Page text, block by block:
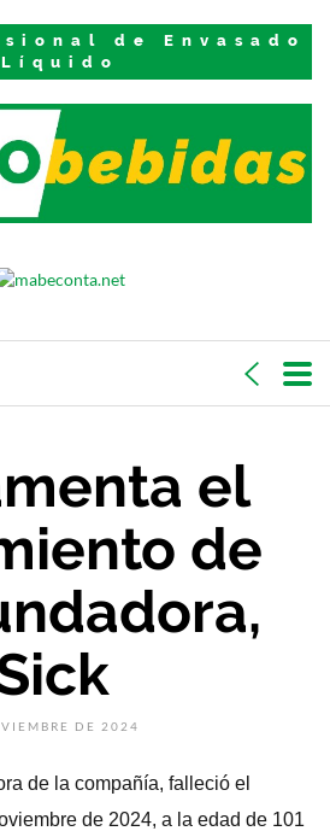
de Envasado
Líquido
el
de
DE 2024
de la compañía, falleció el
de 2024, a la edad de 101